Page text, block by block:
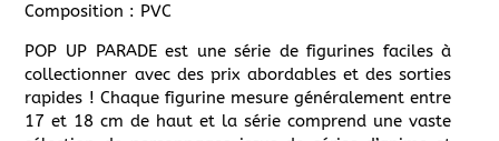
Composition : PVC
POP UP PARADE est une série de figurines faciles à
collectionner avec des prix abordables et des sorties
rapides ! Chaque figurine mesure généralement entre
17 et 18 cm de haut et la série comprend une vaste